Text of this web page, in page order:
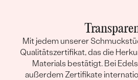
Mit jedem unserer
Qualitätszertifikat, das die
Materials bestätigt. Bei
außerdem Zertifikate